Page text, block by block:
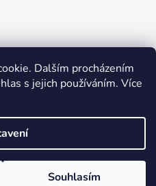
Dalším procházením
s jejich používáním. Více
Souhlasím
:) Aktuálně zvládám výrobu
případě potřeby je možné
Shoptet
. Všechna práva vyhrazena.